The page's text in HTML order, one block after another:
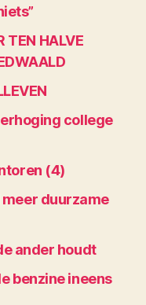
TEN HALVE
college
(4)
duurzame
ander houdt
benzine ineens